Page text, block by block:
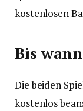
kostenlosen
Bis
Die beiden
kostenlos